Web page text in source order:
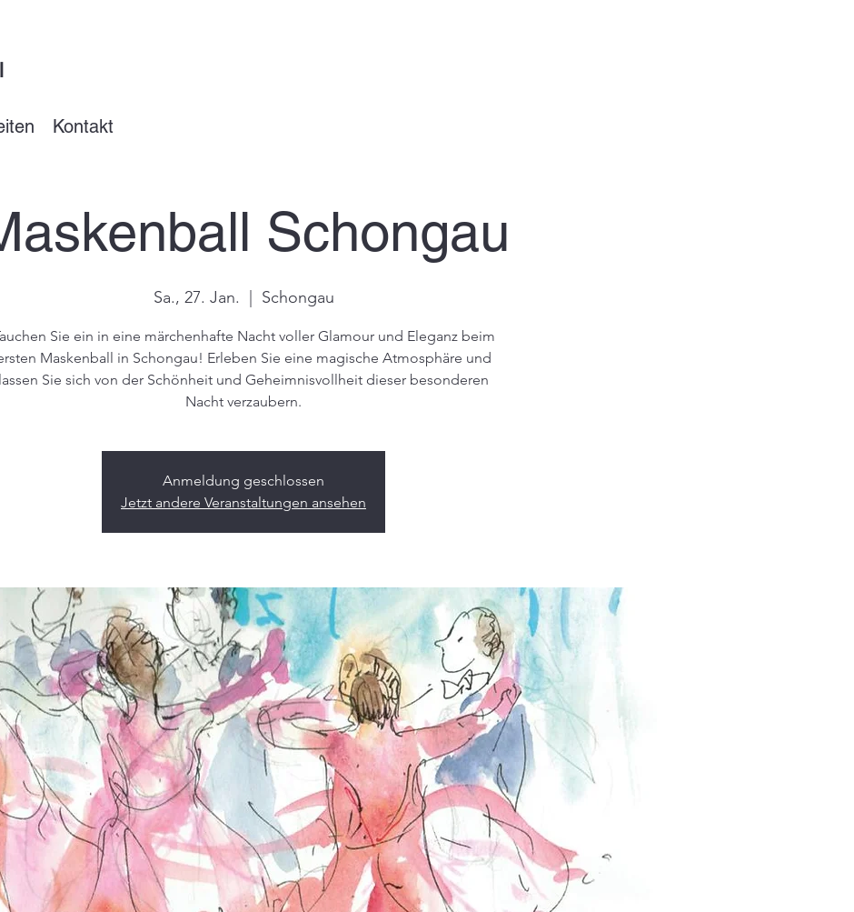
Kontakt
Schongau
Sa., 27. Jan. Schongau
Sie ein in eine märchenhafte Nacht voller Glamour und Eleganz beim
Maskenball in Schongau! Erleben Sie eine magische Atmosphäre und
lassen Sie sich von der Schönheit und Geheimnisvollheit dieser besonderen
Nacht verzaubern.
Anmeldung geschlossen
Jetzt andere Veranstaltungen ansehen